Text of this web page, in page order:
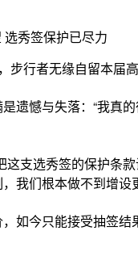
，步行者无缘自留本届
遗憾与失落：“我真
支选秀签的保护条款
我们根本做不到增设
如今只能接受抽签结